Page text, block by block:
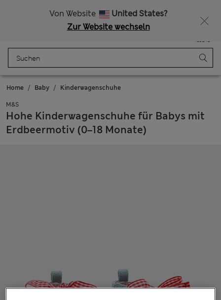
Von Website
United States?
Zur Website wechseln
Tasche
Home Baby Kinderwagenschuhe
M&S
Hohe Kinderwagenschuhe für Babys mit
Erdbeermotiv (0–18 Monate)